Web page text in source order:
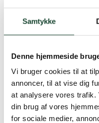
Samtykke
Denne hjemmeside
Vi bruger cookies til at
annoncer, til at vise dig
at analysere vores trafik.
din brug af vores
for sociale medier,
og Tirsdagsklubben
– termokander fra
Hallstein og Ulrik
Harder-Rasmussen,
Også 9’erne deltog i
vandrepræmie. 9-
og Mogens Olesen med